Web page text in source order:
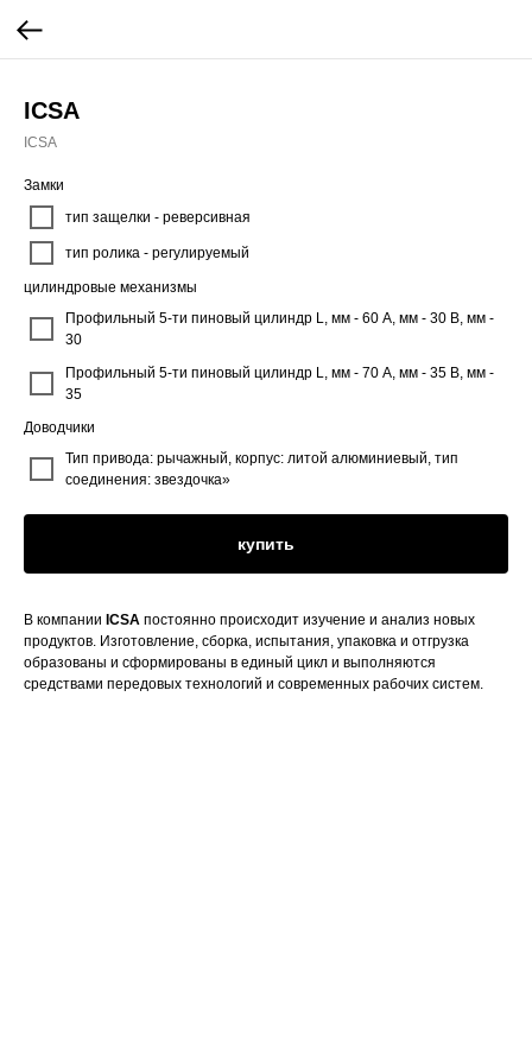
ICSA
ICSA
Замки
тип защелки - реверсивная
тип ролика - регулируемый
цилиндровые механизмы
Профильный 5-ти пиновый цилиндр L, мм - 60 A, мм - 30 В, мм -
30
Профильный 5-ти пиновый цилиндр L, мм - 70 A, мм - 35 В, мм -
35
Доводчики
Тип привода: рычажный, корпус: литой алюминиевый, тип
соединения: звездочка»
купить
В компании ICSA постоянно происходит изучение и анализ новых
продуктов. Изготовление, сборка, испытания, упаковка и отгрузка
образованы и сформированы в единый цикл и выполняются
средствами передовых технологий и современных рабочих систем.